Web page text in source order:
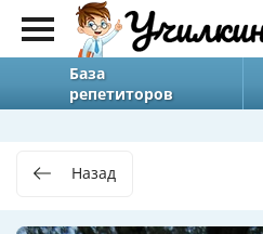
База
репетиторов
Назад